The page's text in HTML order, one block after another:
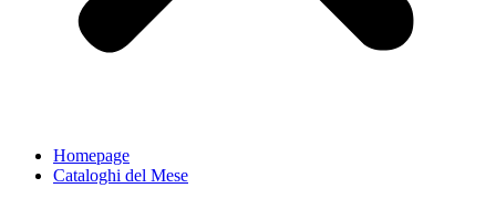
Homepage
Cataloghi del Mese